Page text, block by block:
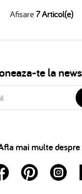
Afisare7 Articol(e)
te la
mai multe despre